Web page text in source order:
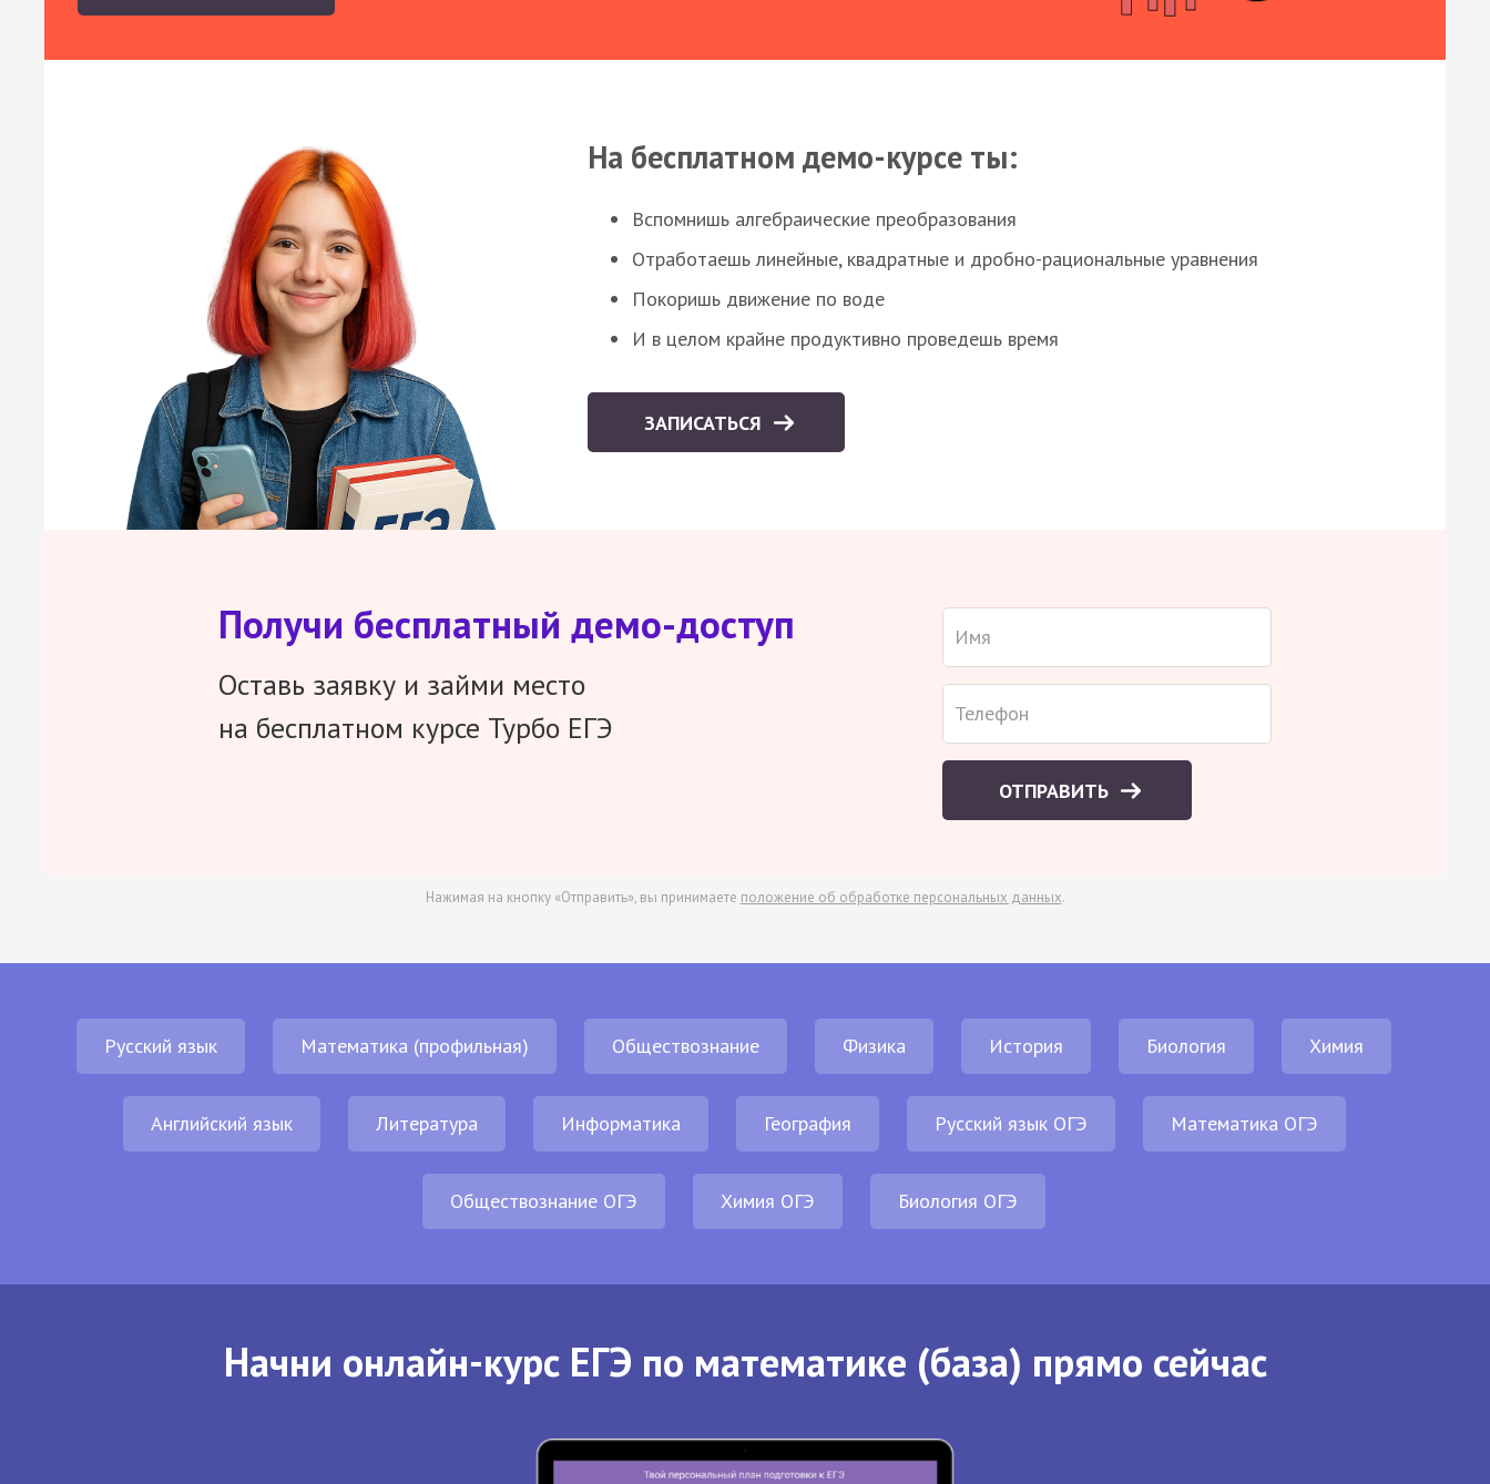
На бесплатном демо-курсе ты:
Вспомнишь алгебраические преобразования
Отработаешь линейные, квадратные и дробно-рациональные уравнения
Покоришь движение по воде
И в целом крайне продуктивно проведешь время
ЗАПИСАТЬСЯ
Получи бесплатный демо-доступ
Оставь заявку и займи место
на бесплатном курсе Турбо ЕГЭ
ОТПРАВИТЬ
Нажимая на кнопку «Отправить», вы принимаете положение об обработке персональных данных.
Русский язык Математика (профильная) Обществознание Физика История Биология Химия
Английский язык Литература Информатика География Русский язык ОГЭ Математика ОГЭ
Обществознание ОГЭ Химия ОГЭ Биология ОГЭ
Начни онлайн-курс ЕГЭ по математике (база) прямо сейчас